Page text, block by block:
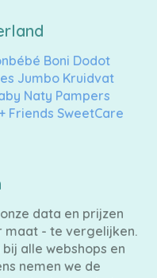
Boni Dodot
Jumbo Kruidvat
Naty Pampers
Friends SweetCare
data en prijzen
maat - te vergelijken.
alle webshops en
nemen we de